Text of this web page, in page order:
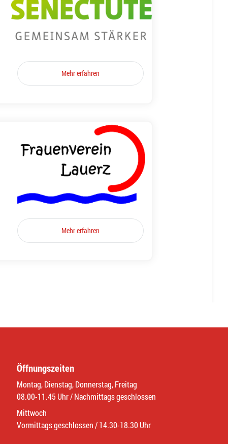
Mehr erfahren
Mehr erfahren
Öffnungszeiten
Montag, Dienstag, Donnerstag, Freitag
08.00-11.45 Uhr / Nachmittags geschlossen
Mittwoch
Vormittags geschlossen / 14.30-18.30 Uhr